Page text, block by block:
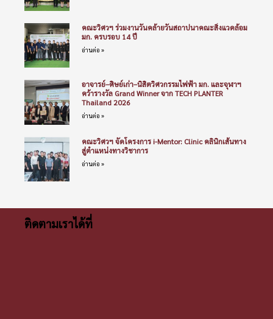
คณะวิศวฯ ร่วมงานวันคล้ายวันสถาปนาคณะสิ่งแวดล้อม
มก. ครบรอบ 14 ปี
อ่านต่อ »
อาจารย์–ศิษย์เก่า–นิสิตวิศวกรรมไฟฟ้า มก. และจุฬาฯ
คว้ารางวัล Grand Winner จาก TECH PLANTER
Thailand 2026
อ่านต่อ »
คณะวิศวฯ จัดโครงการ i-Mentor: Clinic คลินิกเส้นทาง
สู่ตำแหน่งทางวิชาการ
อ่านต่อ »
ติดตามเราได้ที่